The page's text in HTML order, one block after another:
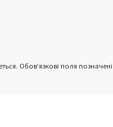
Обов’язкові поля позначені